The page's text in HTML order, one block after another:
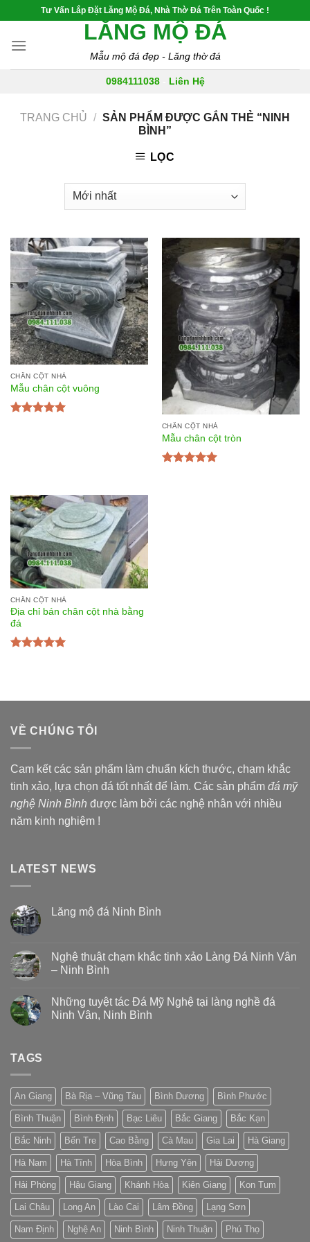
content
Tư Vấn Lắp Đặt Lăng Mộ Đá, Nhà Thờ Đá Trên Toàn Quốc !
LĂNG MỘ ĐÁ
Mẫu mộ đá đẹp - Lăng thờ đá
0984111038- Liên Hệ
TRANG CHỦ / SẢN PHẨM ĐƯỢC GẮN THẺ “NINH
BÌNH”
LỌC
CHÂN CỘT NHÀ
Mẫu chân cột vuông
CHÂN CỘT NHÀ
Mẫu chân cột tròn
CHÂN CỘT NHÀ
Địa chỉ bán chân cột nhà bằng
đá
VỀ CHÚNG TÔI
Cam kết các sản phẩm làm chuẩn kích thước, chạm khắc
tinh xảo, lựa chọn đá tốt nhất để làm. Các sản phẩm đá mỹ
nghệ Ninh Bình được làm bởi các nghệ nhân với nhiều
năm kinh nghiệm !
LATEST NEWS
Lăng mộ đá Ninh Bình
Nghệ thuật chạm khắc tinh xảo Làng Đá Ninh Vân
– Ninh Bình
Những tuyệt tác Đá Mỹ Nghệ tại làng nghề đá
Ninh Vân, Ninh Bình
TAGS
An Giang Bà Rịa – Vũng Tàu Bình Dương Bình Phước
Bình Thuận Bình Định Bạc Liêu Bắc Giang Bắc Kạn
Bắc Ninh Bến Tre Cao Bằng Cà Mau Gia Lai Hà Giang
Hà Nam Hà Tĩnh Hòa Bình Hưng Yên Hải Dương
Hải Phòng Hậu Giang Khánh Hòa Kiên Giang Kon Tum
Lai Châu Long An Lào Cai Lâm Đồng Lạng Sơn
Nam Định Nghệ An Ninh Bình Ninh Thuận Phú Thọ